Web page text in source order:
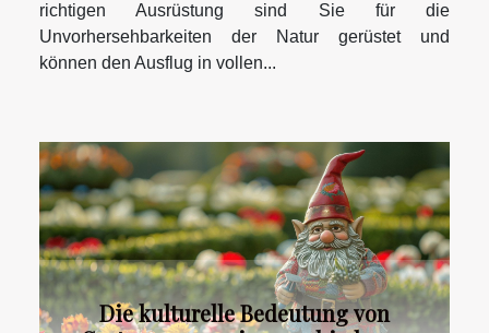
richtigen Ausrüstung sind Sie für die
Unvorhersehbarkeiten der Natur gerüstet und
können den Ausflug in vollen...
Die kulturelle Bedeutung von